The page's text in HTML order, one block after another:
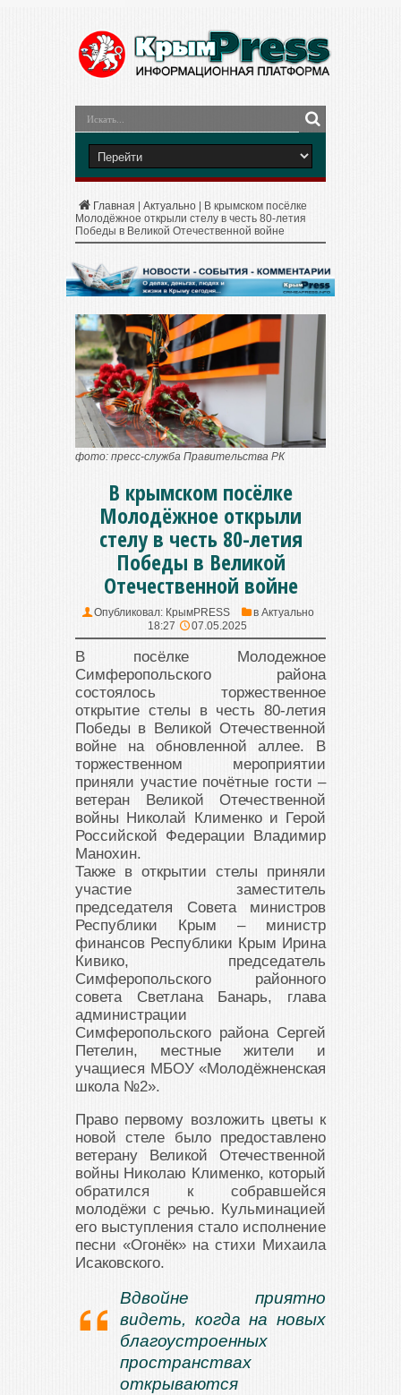
Главная Актуально
В крымском посёлке
Молодёжное открыли стелу в честь 80-летия
Победы в Великой Отечественной войне
фото: пресс-служба Правительства РК
В крымском посёлке
Молодёжное открыли
стелу в честь 80-летия
Победы в Великой
Отечественной войне
Опубликовал: КрымPRESS в Актуально
18:27
07.05.2025
В посёлке Молодежное
Симферопольского района
состоялось торжественное
открытие стелы в честь 80-летия
Победы в Великой Отечественной
войне на обновленной аллее. В
торжественном мероприятии
приняли участие почётные гости –
ветеран Великой Отечественной
войны Николай Клименко и Герой
Российской Федерации Владимир
Манохин.
Также в открытии стелы приняли
участие заместитель
председателя Совета министров
Республики Крым – министр
финансов Республики Крым Ирина
Кивико, председатель
Симферопольского районного
совета Светлана Банарь, глава
администрации
Симферопольского района Сергей
Петелин, местные жители и
учащиеся МБОУ «Молодёжненская
школа №2».
Право первому возложить цветы к
новой стеле было предоставлено
ветерану Великой Отечественной
войны Николаю Клименко, который
обратился к собравшейся
молодёжи с речью. Кульминацией
его выступления стало исполнение
песни «Огонёк» на стихи Михаила
Исаковского.
Вдвойне приятно
видеть, когда на новых
благоустроенных
пространствах
открываются